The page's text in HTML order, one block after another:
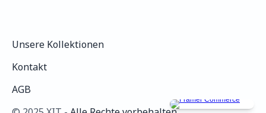
Unsere Kollektionen
Kontakt
AGB